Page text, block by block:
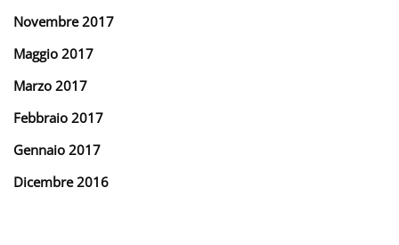
Novembre 2017
Maggio 2017
Marzo 2017
Febbraio 2017
Gennaio 2017
Dicembre 2016